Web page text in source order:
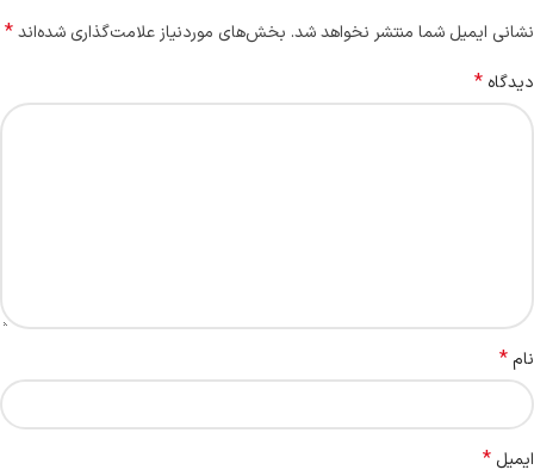
نشانی ایمیل شما منتشر نخواهد شد. بخش‌های موردنیاز علامت‌گذاری شده‌اند*
دیدگاه *
نام*
ایمیل *